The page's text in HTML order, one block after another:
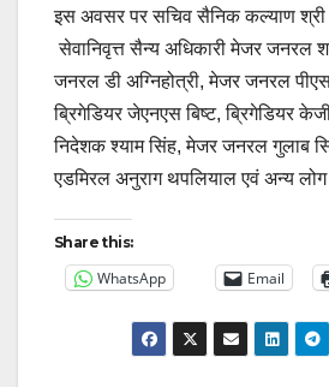
इस अवसर पर सचिव सैनिक कल्याण श्री
सेवानिवृत्त सैन्य अधिकारी मेजर जनरल
जनरल डी अग्निहोत्री, मेजर जनरल
ब्रिगेडियर जेएनएस बिष्ट, ब्रिगेडियर
निदेशक श्याम सिंह, मेजर जनरल गुलाब
एडमिरल अनुराग थपलियाल एवं अन्य लोग
Share this:
WhatsApp Email